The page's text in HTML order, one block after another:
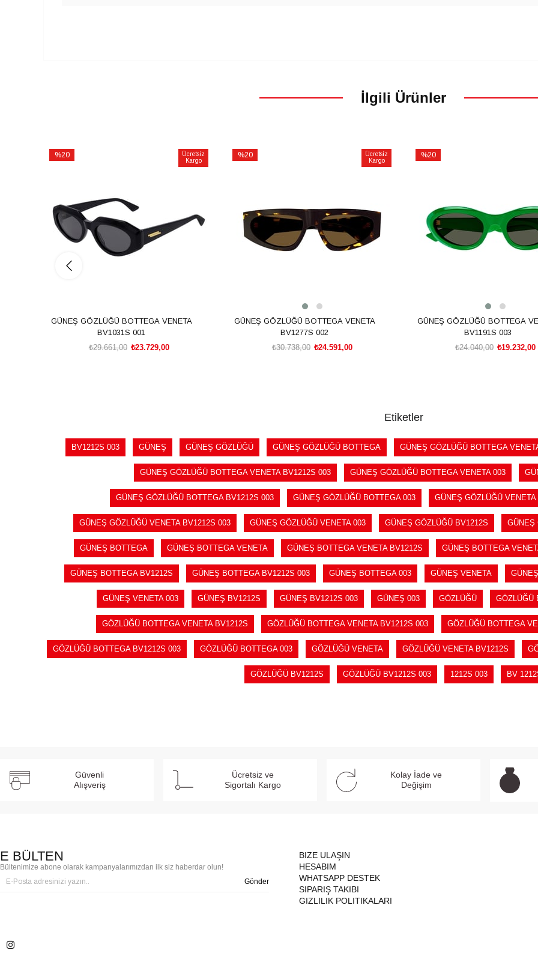
İlgili Ürünler
%20
Ücretsiz
Kargo
GÜNEŞ GÖZLÜĞÜ BOTTEGA VENETA
BV1031S 001
₺23.729,00
₺29.661,00
%20
Ücretsiz
Kargo
GÜNEŞ GÖZLÜĞÜ BOTTEGA VENETA
BV1277S 002
₺24.591,00
₺30.738,00
%20
GÜNEŞ GÖZLÜĞÜ BOTTEGA
BV1191S 003
₺19.232,00
₺24.040,00
Etiketler
BV1212S 003 GÜNEŞ GÜNEŞ GÖZLÜĞÜ GÜNEŞ GÖZLÜĞÜ BOTTEGA GÜNEŞ GÖZLÜĞÜ BOTTEGA
GÜNEŞ GÖZLÜĞÜ BOTTEGA VENETA BV1212S 003 GÜNEŞ GÖZLÜĞÜ BOTTEGA VENETA 003
GÜNEŞ GÖZLÜĞÜ BOTTEGA BV1212S 003 GÜNEŞ GÖZLÜĞÜ BOTTEGA 003 GÜNEŞ GÖZLÜĞÜ VENETA
GÜNEŞ GÖZLÜĞÜ VENETA BV1212S 003 GÜNEŞ GÖZLÜĞÜ VENETA 003 GÜNEŞ GÖZLÜĞÜ BV1212S GÜNEŞ
GÜNEŞ BOTTEGA GÜNEŞ BOTTEGA VENETA GÜNEŞ BOTTEGA VENETA BV1212S GÜNEŞ BOTTEGA
GÜNEŞ BOTTEGA BV1212S GÜNEŞ BOTTEGA BV1212S 003 GÜNEŞ BOTTEGA 003 GÜNEŞ VENETA
GÜNEŞ VENETA 003 GÜNEŞ BV1212S GÜNEŞ BV1212S 003 GÜNEŞ 003 GÖZLÜĞÜ GÖZLÜĞÜ
GÖZLÜĞÜ BOTTEGA VENETA BV1212S GÖZLÜĞÜ BOTTEGA VENETA BV1212S 003 GÖZLÜĞÜ BOTTEGA
GÖZLÜĞÜ BOTTEGA BV1212S 003 GÖZLÜĞÜ BOTTEGA 003 GÖZLÜĞÜ VENETA GÖZLÜĞÜ VENETA BV1212S
GÖZLÜĞÜ BV1212S GÖZLÜĞÜ BV1212S 003 1212S 003 BV
Güvenli
Alışveriş
Ücretsiz ve
Sigortalı Kargo
Kolay İade ve
Değişim
E BÜLTEN
Bültenimize abone olarak kampanyalarımızdan ilk siz haberdar olun!
Gönder
BIZE ULAŞIN
HESABIM
WHATSAPP DESTEK
SIPARIŞ TAKIBI
GIZLILIK POLITIKALARI